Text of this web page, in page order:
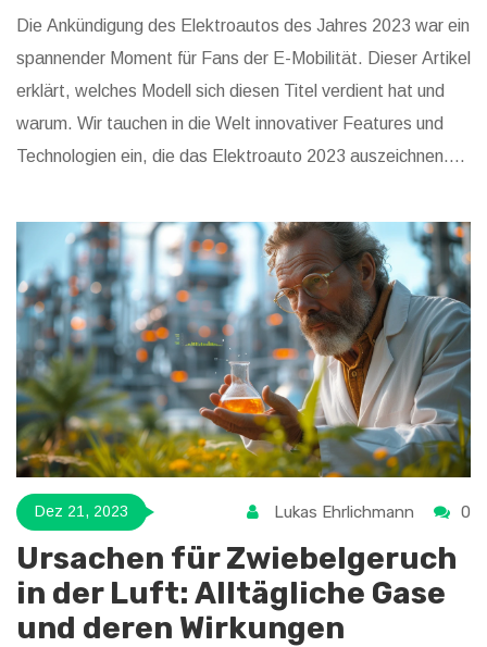
Die Ankündigung des Elektroautos des Jahres 2023 war ein
spannender Moment für Fans der E-Mobilität. Dieser Artikel
erklärt, welches Modell sich diesen Titel verdient hat und
warum. Wir tauchen in die Welt innovativer Features und
Technologien ein, die das Elektroauto 2023 auszeichnen.
ihrer Nachhaltigkeit bewertet. Der Liebling des Jahres wird
enthüllt, und wir betrachten seine Vorzüge detailliert.
Dez 21, 2023 Lukas Ehrlichmann 0
Ursachen für Zwiebelgeruch
in der Luft: Alltägliche Gase
und deren Wirkungen